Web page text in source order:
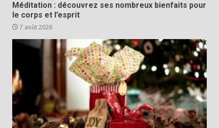
Méditation : découvrez ses nombreux bienfaits pour
le corps et l’esprit
7 août 2026